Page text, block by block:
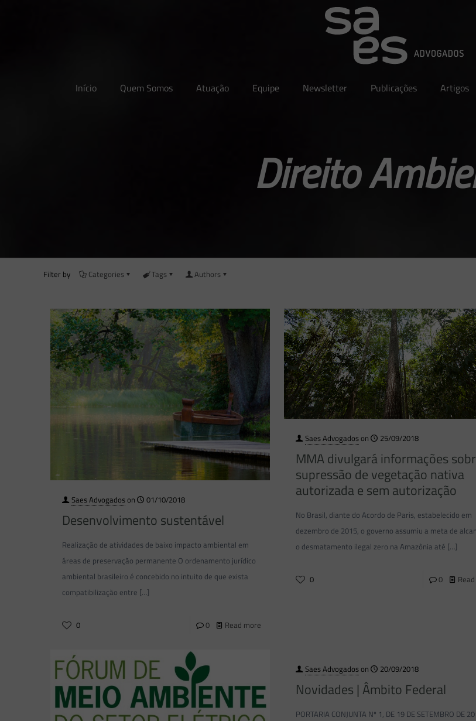
Início Quem Somos Atuação Equipe Newsletter Publicações Artigos
Direito
Filter by Categories Tags Authors
Saes Advogadoson 01/10/2018
Desenvolvimento sustentável
Realização de atividades de baixo impacto ambiental em
áreas de preservação permanente O ordenamento jurídico
ambiental brasileiro é concebido no intuito de que exista
compatibilização entre […]
0 0 Read more
Saes Advogadoson 25/09/2018
MMA divulgará informações
supressão de vegetação nativa
autorizada e sem autorização
No Brasil, diante do Acordo de Paris, estabelecido em
dezembro de 2015, o governo assumiu a meta de
o desmatamento ilegal zero na Amazônia até […]
0 0
Saes Advogadoson 20/09/2018
Novidades | Âmbito Federal
PORTARIA CONJUNTA Nº 1, DE 19 DE SETEMBRO DE